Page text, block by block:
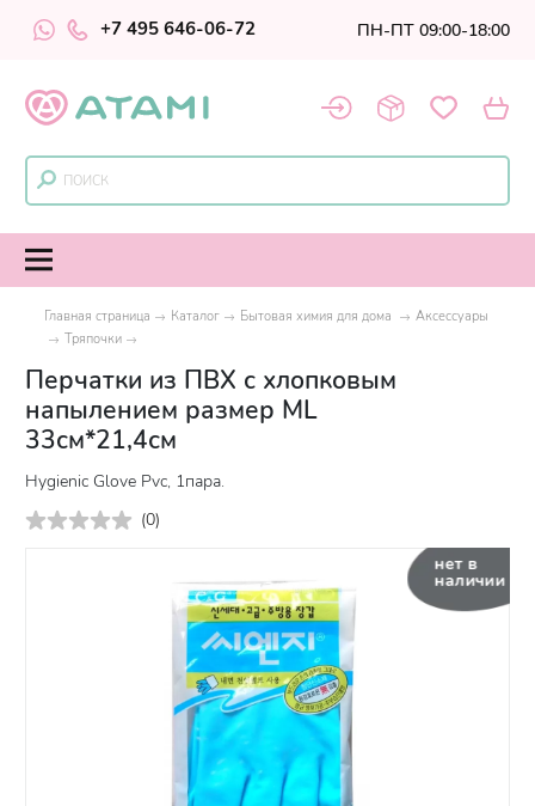
+7 495 646-06-72 ПН-ПТ 09:00-18:00
Главная страница Каталог Бытовая химия для дома
Аксессуары
Тряпочки
Перчатки из ПВХ с хлопковым
напылением размер ML
33см*21,4см
Hygienic Glove Pvc, 1пара.
(0)
нет в
наличии